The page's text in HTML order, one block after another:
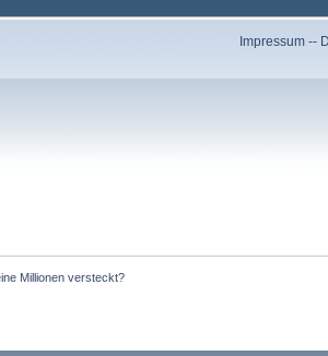
Impressum --
Millionen versteckt?